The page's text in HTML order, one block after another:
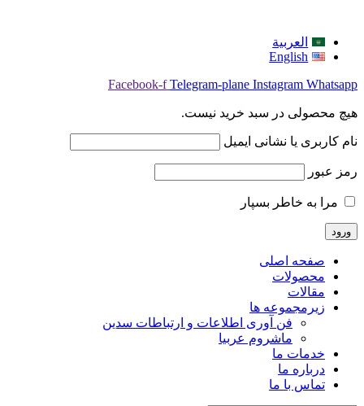
العربية
English
Facebook-f Telegram-plane Instagram Whatsapp
هیچ محصولی در سبد خرید نیست.
نام کاربری یا نشانی ایمیل
رمز عبور
مرا به خاطر بسپار
صفحه اصلی
محصولات
مقالات
زیرمجموعه ها
فن آوری اطلاعات و ارتباطات سدین
ماشروم عربيا
خدمات ما
درباره ما
تماس با ما